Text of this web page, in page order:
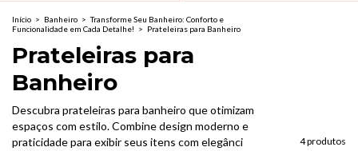
Início > Banheiro > Transforme Seu Banheiro: Conforto e
Funcionalidade em Cada Detalhe! > Prateleiras para Banheiro
Prateleiras para
Banheiro
Descubra prateleiras para banheiro que otimizam
espaços com estilo. Combine design moderno e
praticidade para exibir seus itens com elegânci
4 produtos